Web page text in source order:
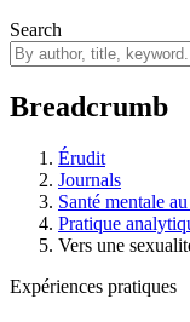
Search
Breadcrumb
Érudit
Journals
Santé mentale
Pratique
Vers une
Expériences pratiques